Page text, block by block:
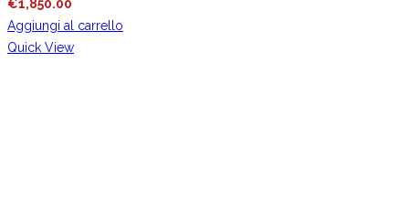
€1,850.00
Aggiungi al carrello
Quick View